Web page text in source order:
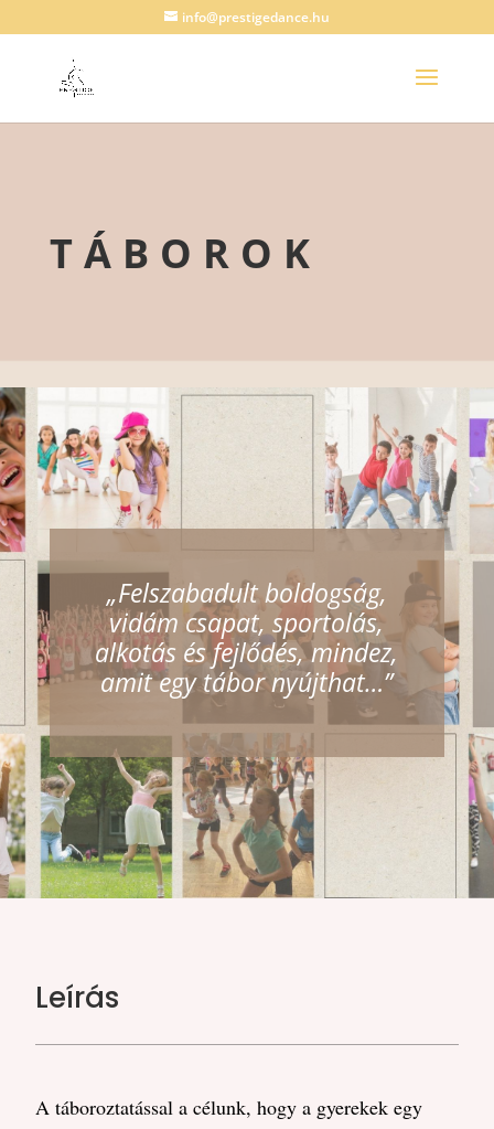
info@prestigedance.hu
TÁBOROK
„Felszabadult boldogság,
vidám csapat, sportolás,
alkotás és fejlődés, mindez,
amit egy tábor nyújthat…”
Leírás
A táboroztatással a célunk, hogy a gyerekek egy